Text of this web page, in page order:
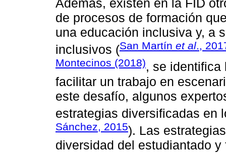
Además, existen en la FID
de procesos de formación
una educación inclusiva y, a
inclusivos (San Martín et al.,
Montecinos (2018), se identifica
facilitar un trabajo en
este desafío, algunos
estrategias diversificadas en
Sánchez, 2015). Las
diversidad del estudiantado